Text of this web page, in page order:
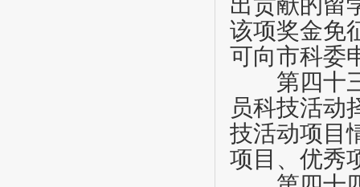
该项奖金免
可向市科委
第四十
员科技活动
技活动项目
项目、优秀